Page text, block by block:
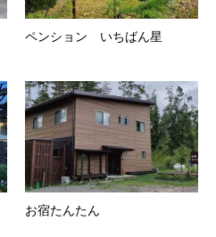
ペンション いちばん星
お宿たんたん